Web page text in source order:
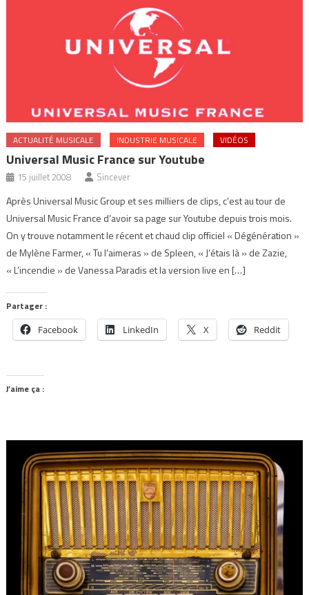
ACTUALITÉ MUSICALE INDUSTRIE MUSICALE VIDÉOS
Universal Music France sur Youtube
15 juillet 2008 Sincever
Après Universal Music Group et ses milliers de clips, c’est au tour de
Universal Music France d’avoir sa page sur Youtube depuis trois mois.
On y trouve notamment le récent et chaud clip officiel « Dégénération »
de Mylène Farmer, « Tu l’aimeras » de Spleen, « J’étais là » de Zazie,
« L’incendie » de Vanessa Paradis et la version live en […]
Partager :
Facebook LinkedIn X Reddit
J’aime ça :